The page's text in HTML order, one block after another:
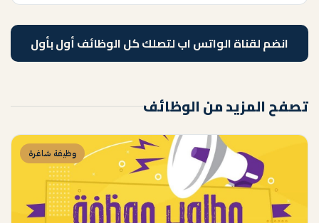
انضم لقناة الواتس اب لتصلك كل الوظائف أول بأول
تصفح المزيد من الوظائف
وظيفة شاغرة